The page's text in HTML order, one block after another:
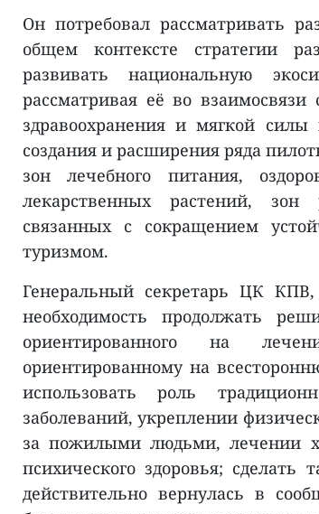
Он потребовал рассматривать
общем контексте стратегии
развивать национальную
рассматривая её во взаимосвязи
здравоохранения и мягкой силы
создания и расширения ряда
зон лечебного питания,
лекарственных растений, зон
связанных с сокращением
туризмом.
Генеральный секретарь ЦК КПВ,
необходимость продолжать
ориентированного на
ориентированному на
использовать роль
заболеваний, укреплении
за пожилыми людьми, лечении
психического здоровья;
действительно вернулась в